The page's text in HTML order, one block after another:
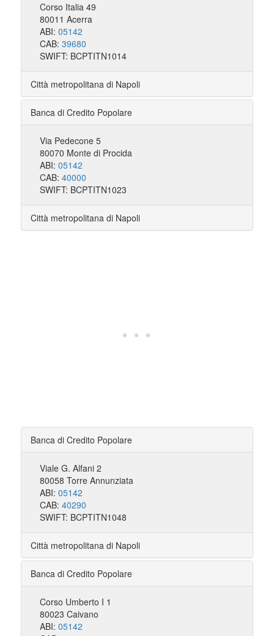
Corso Italia 49
80011 Acerra
ABI: 05142
CAB: 39680
SWIFT: BCPTITN1014
Città metropolitana di Napoli
Banca di Credito Popolare
Via Pedecone 5
80070 Monte di Procida
ABI: 05142
CAB: 40000
SWIFT: BCPTITN1023
Città metropolitana di Napoli
Banca di Credito Popolare
Viale G. Alfani 2
80058 Torre Annunziata
ABI: 05142
CAB: 40290
SWIFT: BCPTITN1048
Città metropolitana di Napoli
Banca di Credito Popolare
Corso Umberto I 1
80023 Caivano
ABI: 05142